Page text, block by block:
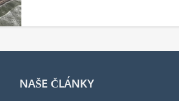
NAŠE ČLÁNKY